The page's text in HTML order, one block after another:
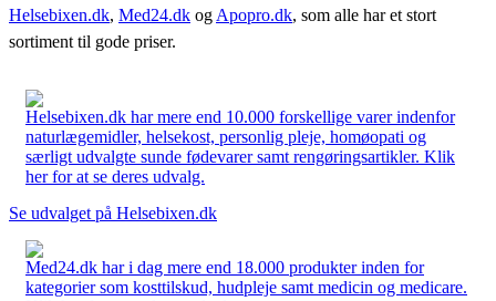
Helsebixen.dk, Med24.dk og Apopro.dk, som alle har et stort
sortiment til gode priser.
Helsebixen.dk har mere end 10.000 forskellige varer indenfor
naturlægemidler, helsekost, personlig pleje, homøopati og
særligt udvalgte sunde fødevarer samt rengøringsartikler. Klik
her for at se deres udvalg.
Se udvalget på Helsebixen.dk
Med24.dk har i dag mere end 18.000 produkter inden for
kategorier som kosttilskud, hudpleje samt medicin og medicare.